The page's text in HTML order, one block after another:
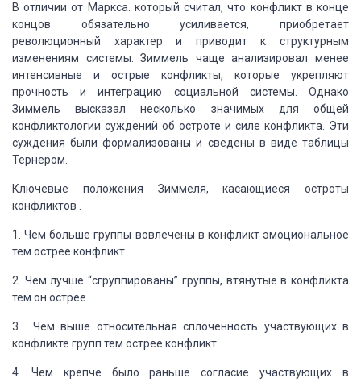
В отличии от Маркса. который считал, что конфликт в конце
концов обязательно усиливается, приобретает
революционный характер и приводит к структурным
изменениям системы. Зиммель чаще анализировал менее
интенсивные и острые конфликты, которые укрепляют
прочность и интеграцию социальной системы. Однако
Зиммель высказал несколько значимых для общей
конфликтологии суждений об остроте и силе конфликта. Эти
суждения были формализованы и сведены в виде таблицы
Тернером.
Ключевые положения Зиммеля, касающиеся остроты
конфликтов .
1. Чем больше группы вовлечены в конфликт эмоциональное
тем острее конфликт.
2. Чем лучше “сгруппированы” группы, втянутые в конфликта
тем он острее.
3 . Чем выше относительная сплоченность участвующих в
конфликте групп тем острее конфликт.
4. Чем крепче было раньше согласие участвующих в